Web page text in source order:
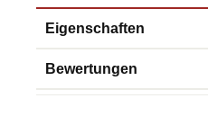
Eigenschaften
Bewertungen